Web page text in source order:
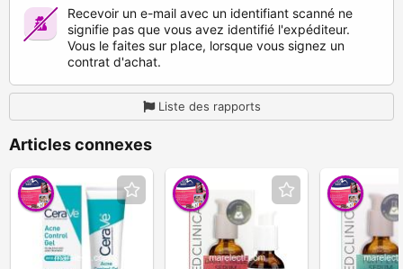
Recevoir un e-mail avec un identifiant scanné ne
signifie pas que vous avez identifié l'expéditeur.
Vous le faites sur place, lorsque vous signez un
contrat d'achat.
Liste des rapports
Articles connexes